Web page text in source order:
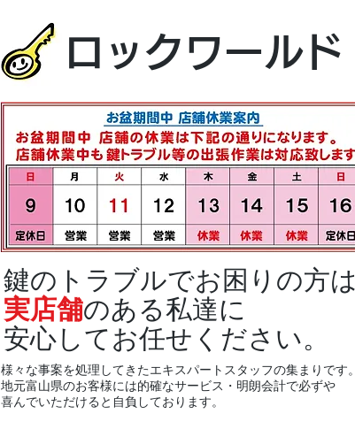
ロックワールド
鍵のトラブルでお困りの方は
実店舗のある私達に
安心してお任せください。
様々な事案を処理してきたエキスパートスタッフの集まりです。
地元富山県のお客様には的確なサービス・明朗会計で必ずや
喜んでいただけると自負しております。